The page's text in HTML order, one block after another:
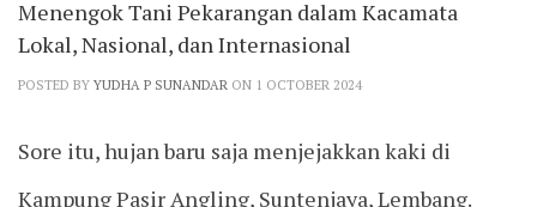
Menengok Tani Pekarangan dalam Kacamata
Lokal, Nasional, dan Internasional
POSTED BY YUDHA P SUNANDAR ON 1 OCTOBER 2024
Sore itu, hujan baru saja menjejakkan kaki di
Kampung Pasir Angling, Suntenjaya, Lembang.